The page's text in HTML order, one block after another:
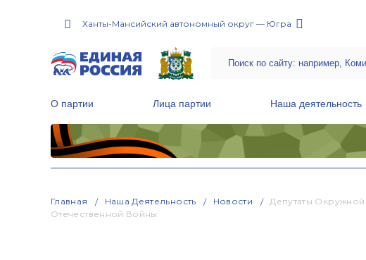
Ханты-Мансийский автономный округ — Югра
О партии Лица партии Наша деятельность
Главная Наша Деятельность Новости
Депутаты
Отечественной Войны